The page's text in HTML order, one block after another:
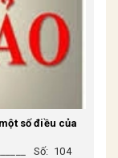
số điều của
Số: 104